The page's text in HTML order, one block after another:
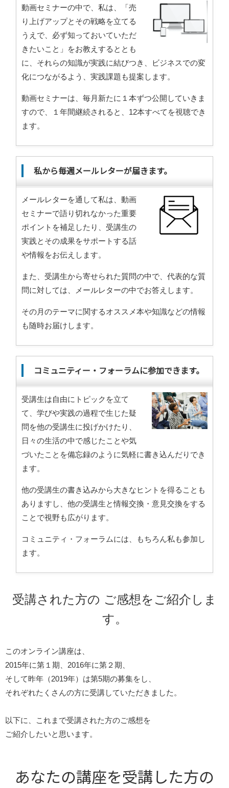
動画セミナーの中で、私は、「売
り上げアップとその戦略を立てる
うえで、必ず知っておいていただ
きたいこと」をお教えするととも
に、それらの知識が実践に結びつき、ビジネスでの変
化につながるよう、実践課題も提案します。
動画セミナーは、毎月新たに１本ずつ公開していきま
すので、１年間継続されると、12本すべてを視聴でき
ます。
私から毎週メールレターが届きます。
メールレターを通して私は、動画
セミナーで語り切れなかった重要
ポイントを補足したり、受講生の
実践とその成果をサポートする話
や情報をお伝えします。
また、受講生から寄せられた質問の中で、代表的な質
問に対しては、メールレターの中でお答えします。
その月のテーマに関するオススメ本や知識などの情報
も随時お届けします。
コミュニティー・フォーラムに参加できます。
受講生は自由にトピックを立て
て、学びや実践の過程で生じた疑
問を他の受講生に投げかけたり、
日々の生活の中で感じたことや気
づいたことを備忘録のように気軽に書き込んだりでき
ます。
他の受講生の書き込みから大きなヒントを得ることも
ありますし、他の受講生と情報交換・意見交換をする
ことで視野も広がります。
コミュニティ・フォーラムには、もちろん私も参加し
ます。
受講された方の ご感想をご紹介しま
す。
このオンライン講座は、
2015年に第１期、2016年に第２期、
そして昨年（2019年）は第5期の募集をし、
それぞれたくさんの方に受講していただきました。
以下に、これまで受講された方のご感想を
ご紹介したいと思います。
あなたの講座を受講した方の